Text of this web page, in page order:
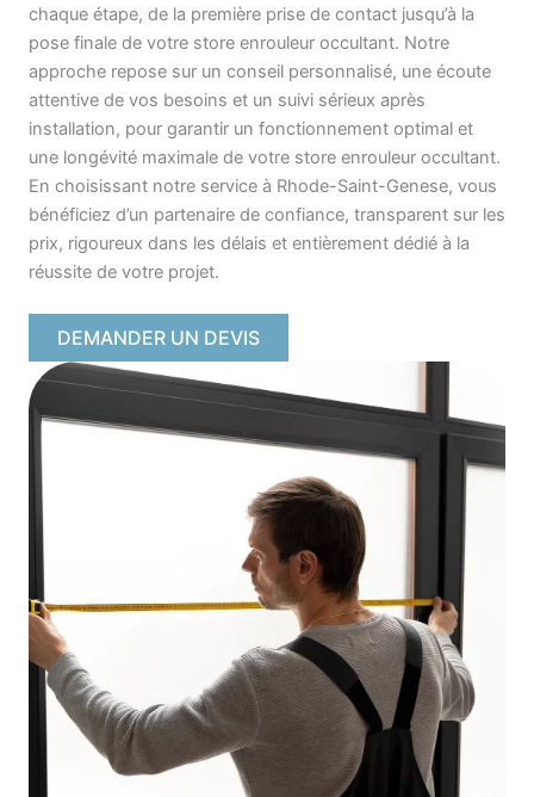
chaque étape, de la première prise de contact jusqu’à la
pose finale de votre store enrouleur occultant. Notre
approche repose sur un conseil personnalisé, une écoute
attentive de vos besoins et un suivi sérieux après
installation, pour garantir un fonctionnement optimal et
une longévité maximale de votre store enrouleur occultant.
En choisissant notre service à Rhode-Saint-Genese, vous
bénéficiez d’un partenaire de confiance, transparent sur les
prix, rigoureux dans les délais et entièrement dédié à la
réussite de votre projet.
DEMANDER UN DEVIS